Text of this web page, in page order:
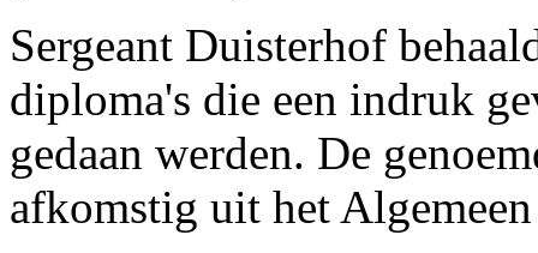
Sergeant Duisterhof
diploma's die een indruk
gedaan werden. De
afkomstig uit het